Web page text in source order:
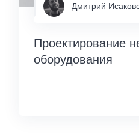
Дмитрий
Проектирование
оборудования